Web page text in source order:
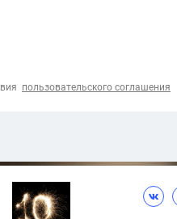
пользовательского соглашения